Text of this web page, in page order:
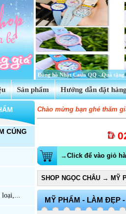
Tinh dầu hoa anh thảo Evening
Sản phẩm Hướng dẫn đặt
CÚNG
loại,...
Chào mừng bạn ghé thăm
→Click để vào giỏ
SHOP NGỌC CHÂU → MỸ
MỸ PHẨM - LÀM ĐẸP